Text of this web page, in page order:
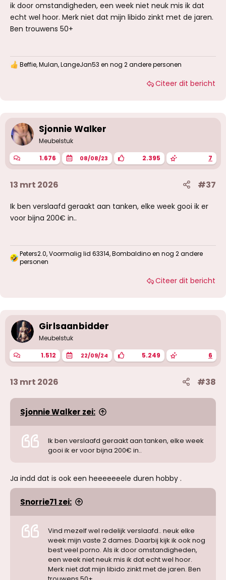
ik door omstandigheden, een week niet neuk mis ik dat
echt wel hoor. Merk niet dat mijn libido zinkt met de jaren.
Ben trouwens 50+
W
n
g
n
:
Beffie,Mulan,LangeJan53 en nog 2 andere personen
Citeer dit bericht
Sjonnie Walker
Meubelstuk
1.676 08/08/23 2.395 7
13 mrt 2026 #37
Ik ben verslaafd geraakt aan tanken, elke week gooi ik er
voor bijna 200€ in..
W
n
g
n
:
Peters2.0,Voormalig lid 63314,Bombaldinoen nog 2 andere
personen
Citeer dit bericht
Girlsaanbidder
Meubelstuk
1.512 22/09/24 5.249 6
13 mrt 2026 #38
Sjonnie Walker zei:
Ik ben verslaafd geraakt aan tanken, elke week
gooi ik er voor bijna 200€ in..
Ja indd dat is ook een heeeeeeele duren hobby .
Snorrie71 zei:
Vind mezelf wel redelijk verslaafd.. neuk elke
week mijn vaste 2 dames. Daarbij kijk ik ook nog
best veel porno. Als ik door omstandigheden,
een week niet neuk mis ik dat echt wel hoor.
Merk niet dat mijn libido zinkt met de jaren. Ben